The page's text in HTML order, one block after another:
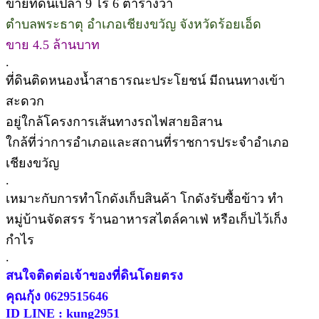
ขายที่ดินเปล่า 9 ไร่ 6 ตารางวา
ตำบลพระธาตุ อำเภอเชียงขวัญ จังหวัดร้อยเอ็ด
ขาย 4.5 ล้านบาท
.
ที่ดินติดหนองน้ำสาธารณะประโยชน์ มีถนนทางเข้า
สะดวก
อยู่ใกล้โครงการเส้นทางรถไฟสายอิสาน
ใกล้ที่ว่าการอำเภอและสถานที่ราชการประจำอำเภอ
เชียงขวัญ
.
เหมาะกับการทำโกดังเก็บสินค้า โกดังรับซื้อข้าว ทำ
หมู่บ้านจัดสรร ร้านอาหารสไตล์คาเฟ่ หรือเก็บไว้เก็ง
กำไร
.
สนใจติดต่อเจ้าของที่ดินโดยตรง
คุณกุ้ง 0629515646
ID LINE : kung2951